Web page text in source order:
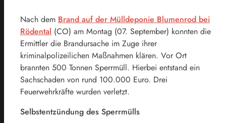
Nach dem Brand auf der Mülldeponie Blumenrod bei
Rödental (CO) am Montag (07. September) konnten die
Ermittler die Brandursache im Zuge ihrer
kriminalpolizeilichen Maßnahmen klären. Vor Ort
brannten 500 Tonnen Sperrmüll. Hierbei entstand ein
Sachschaden von rund 100.000 Euro. Drei
Feuerwehrkräfte wurden verletzt.
Selbstentzündung des Sperrmülls